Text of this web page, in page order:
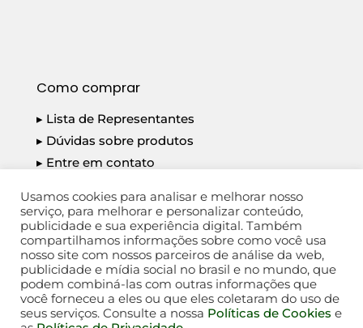
Como comprar
▸ Lista de Representantes
▸ Dúvidas sobre produtos
▸ Entre em contato
PLACAS DO BRASIL S/A - CNPJ: 14.792.934/0001-
18
@2026 PLACAS DO BRASIL - Todos os direitos
Usamos cookies para analisar e melhorar nosso
serviço, para melhorar e personalizar conteúdo,
publicidade e sua experiência digital. Também
compartilhamos informações sobre como você usa
nosso site com nossos parceiros de análise da web,
publicidade e mídia social no brasil e no mundo, que
podem combiná-las com outras informações que
você forneceu a eles ou que eles coletaram do uso de
seus serviços. Consulte a nossa Políticas de Cookies e